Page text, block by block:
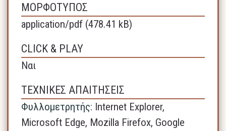
ΜΟΡΦΟΤΥΠΟΣ
application/pdf (478.41 kB)
CLICK & PLAY
Ναι
ΤΕΧΝΙΚΕΣ ΑΠΑΙΤΗΣΕΙΣ
Φυλλομετρητής: Internet Explorer,
Microsoft Edge, Mozilla Firefox, Google